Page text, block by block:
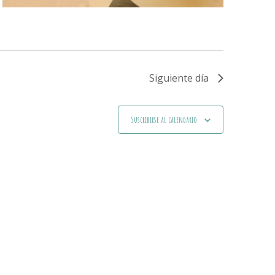
Siguiente día
Suscribirse al calendario